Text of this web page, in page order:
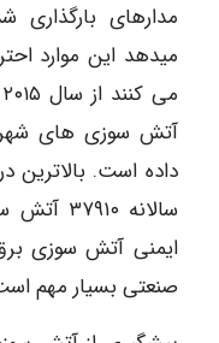
مدارهای بارگذاری
میدهد این موارد
آتش سوزی های
داده است. بالاترین
سالانه
ایمنی آتش سوزی
صنعتی بسیار مهم